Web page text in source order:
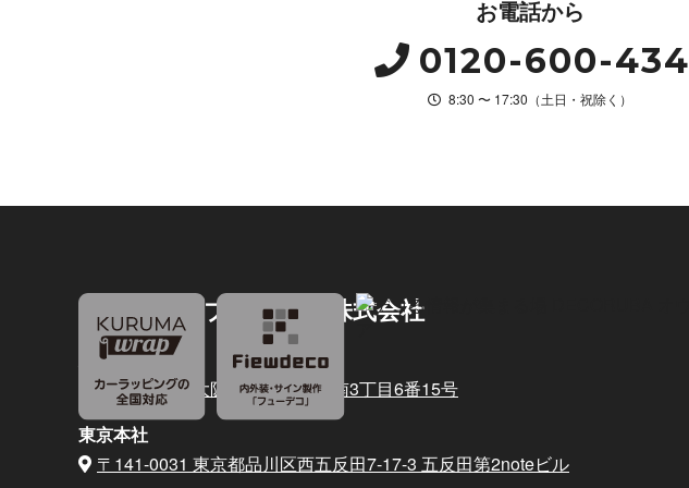
お電話から
0120-600-434
8:30 〜 17:30（土日・祝除く）
デコラティブシステム株式会社
大阪本社
〒564-0011 大阪府吹田市岸部南3丁目6番15号
東京本社
〒141-0031 東京都品川区西五反田7-17-3 五反田第2noteビル